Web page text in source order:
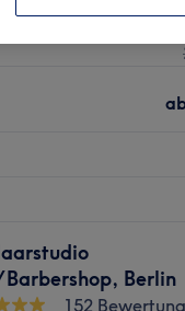
Berlin
152